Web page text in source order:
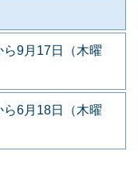
9月17日（木曜
6月18日（木曜